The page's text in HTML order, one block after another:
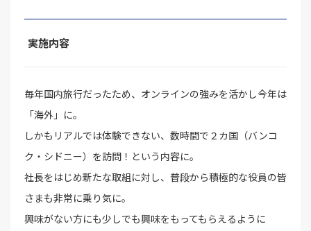
実施内容
毎年国内旅行だったため、オンラインの強みを活かし今年は
「海外」に。
しかもリアルでは体験できない、数時間で２カ国（バンコ
ク・シドニー）を訪問！という内容に。
社長をはじめ新たな取組に対し、普段から積極的な役員の皆
さまも非常に乗り気に。
興味がない方にも少しでも興味をもってもらえるように